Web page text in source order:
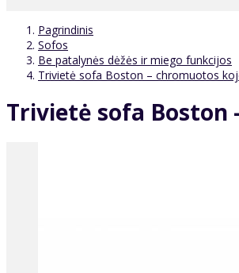
Pagrindinis
Sofos
Be patalynės dėžės ir miego funkcijos
Trivietė sofa Boston – chromuotos
Trivietė sofa Boston